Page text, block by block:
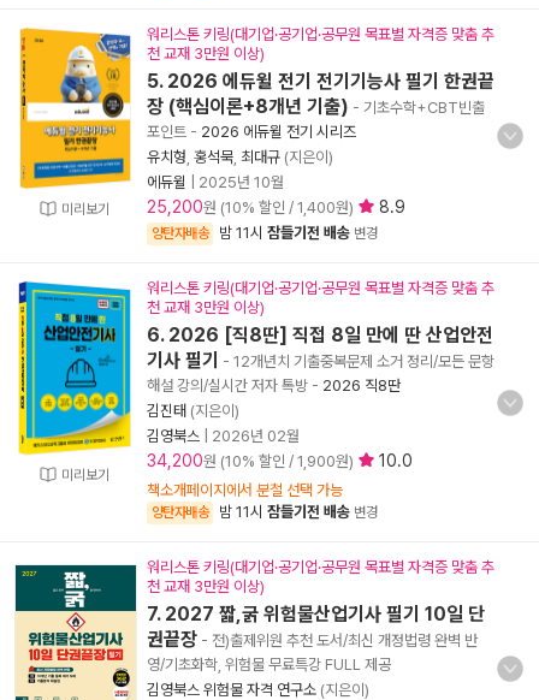
미리보기
워리스톤 키링(대기업·공기업·공무원 목표별 자격증 맞춤 추
천 교재 3만원 이상)
5. 2026 에듀윌 전기 전기기능사 필기 한권끝
장 (핵심이론+8개년 기출) - 기초수학+CBT빈출
포인트 - 2026 에듀윌 전기 시리즈
유치형 홍석묵 최대규 (지은이)
에듀윌
2025년 10월
25,200원 (10% 할인 / 1,400원) 8.9
양탄자배송 밤 11시 잠들기전 배송 변경
미리보기
워리스톤 키링(대기업·공기업·공무원 목표별 자격증 맞춤 추
천 교재 3만원 이상)
6. 2026 [직8딴] 직접 8일 만에 딴 산업안전
기사 필기
- 12개년치 기출중복문제 소거 정리/모든 문항
해설 강의/실시간 저자 톡방 - 2026 직8딴
김진태 (지은이)
김영북스
2026년 02월
34,200원 (10% 할인 / 1,900원) 10.0
책소개페이지에서 분철 선택 가능
양탄자배송 밤 11시 잠들기전 배송 변경
워리스톤 키링(대기업·공기업·공무원 목표별 자격증 맞춤 추
천 교재 3만원 이상)
7. 2027 짧,굵 위험물산업기사 필기 10일 단
권끝장 - 전)출제위원 추천 도서/최신 개정법령 완벽 반
영/기초화학, 위험물 무료특강 FULL 제공
김영북스 위험물 자격 연구소 (지은이)